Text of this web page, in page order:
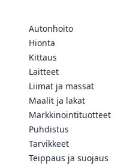
Autonhoito
Hionta
Kittaus
Laitteet
Liimat ja massat
Maalit ja lakat
Markkinointituotteet
Puhdistus
Tarvikkeet
Teippaus ja suojaus